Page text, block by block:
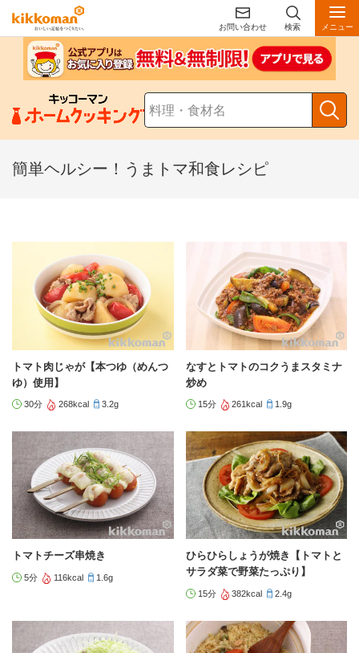
お問い合わせ 検索 メニュー
簡単ヘルシー！うまトマ和食レシピ
トマト肉じゃが【本つゆ（めんつ
ゆ）使用】
30分 268kcal 3.2g
なすとトマトのコクうまスタミナ
炒め
15分 261kcal 1.9g
トマトチーズ串焼き
5分 116kcal 1.6g
ひらひらしょうが焼き【トマトと
サラダ菜で野菜たっぷり】
15分 382kcal 2.4g